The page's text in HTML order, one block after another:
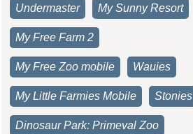
Undermaster My Sunny Resort
My Free Farm 2
My Free Zoo mobile Wauies
My Little Farmies Mobile Stonies
Dinosaur Park: Primeval Zoo